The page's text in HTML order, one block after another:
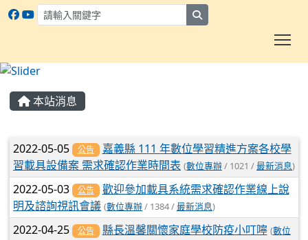
本站消息
文章列表
2022-05-05 公告
嘉義縣 111 年數位學習精進方案各校學
習載具設備案 需求確認作業時間表 (數位專辦/ 1021 /最新消息)
2022-05-03 公告
歡迎參加載具系統需求確認作業線上說
明及諮詢視訊會議 (數位專辦/ 1384 /最新消息)
2022-04-25 公告 縣長溫馨關懷家庭學校防疫小叮嚀 (數位